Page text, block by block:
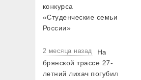
конкурса
«Студенческие семьи
России»
2 месяца назад
На
брянской трассе 27-
летний лихач погубил